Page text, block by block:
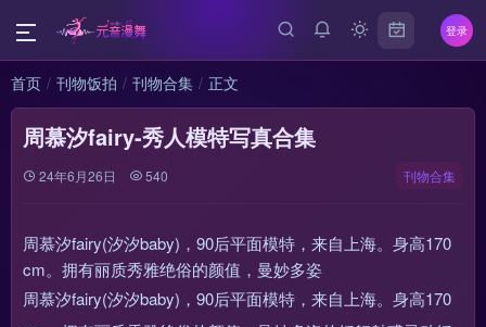
登录
首页 刊物饭拍 刊物合集 正文
周慕汐fairy-秀人模特写真合集
24年6月26日 540 刊物合集
周慕汐fairy(汐汐baby)，90后平面模特，来自上海。身高170
cm。拥有丽质秀雅绝俗的颜值，曼妙多姿
周慕汐fairy(汐汐baby)，90后平面模特，来自上海。身高170